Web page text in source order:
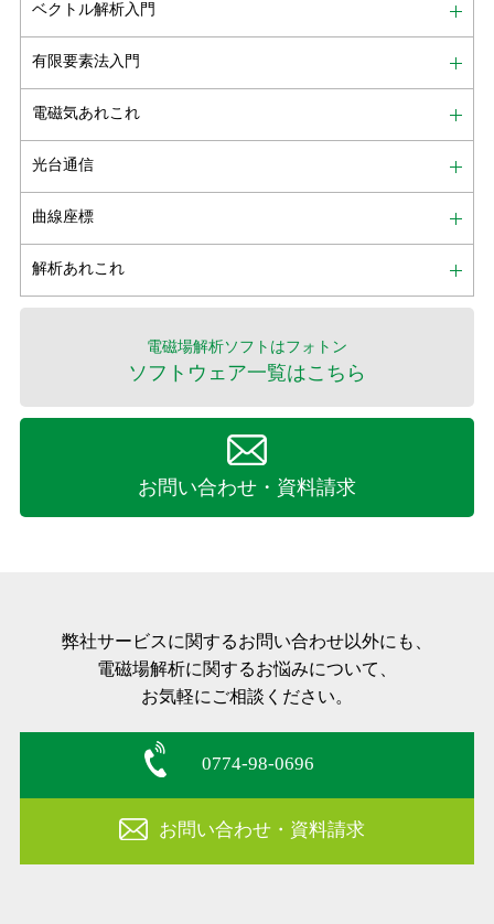
ベクトル解析入門
有限要素法入門
電磁気あれこれ
光台通信
曲線座標
解析あれこれ
電磁場解析ソフトはフォトン
ソフトウェア一覧はこちら
お問い合わせ・資料請求
弊社サービスに関するお問い合わせ以外にも、
電磁場解析に関するお悩みについて、
お気軽にご相談ください。
0774-98-0696
お問い合わせ・資料請求